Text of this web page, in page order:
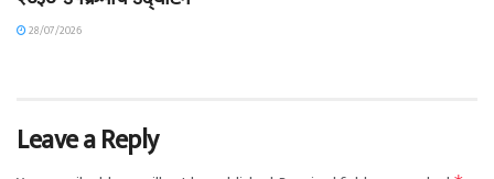
28/07/2026
Leave a Reply